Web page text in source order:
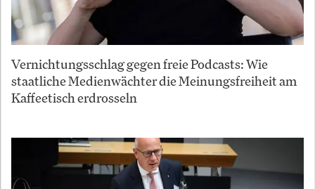
Vernichtungsschlag gegen freie Podcasts: Wie
staatliche Medienwächter die Meinungsfreiheit am
Kaffeetisch erdrosseln